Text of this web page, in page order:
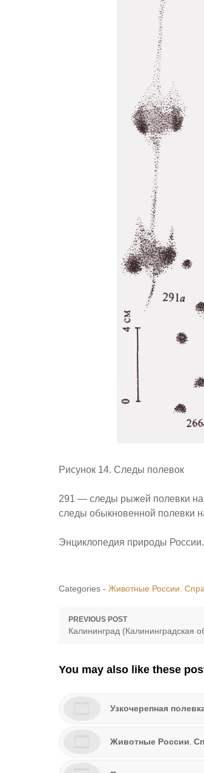
Рисунок 14. Следы полевок
291 — следы рыжей полевки
следы обыкновенной полевки
Энциклопедия природы
Categories - Животные России.
Навигация
записям
PREVIOUS POST
Previous
Калининград (Калининградская
You may also like these
Узкочерепная
Животные России.